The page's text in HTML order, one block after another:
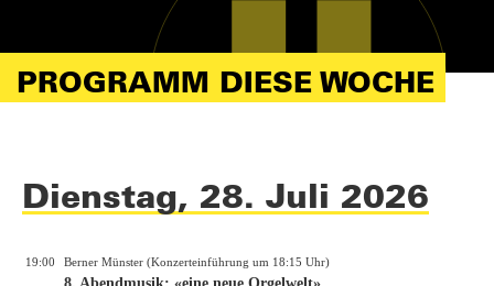
PROGRAMM DIESE WOCHE
Dienstag, 28. Juli 2026
19:00 Berner Münster (Konzerteinführung um 18:15 Uhr)